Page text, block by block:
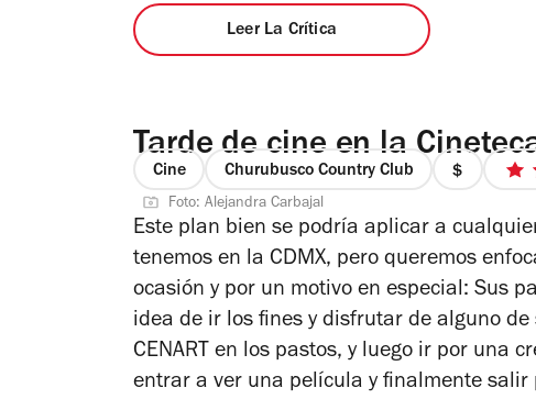
Leer La Crítica
Tarde de cine en la
Cine Churubusco Country Club
precio
de
4
Foto: Alejandra Carbajal
Este plan bien se podría aplicar a
tenemos en la CDMX, pero queremos
ocasión y por un motivo en especial: Sus
idea de ir los fines y disfrutar de alguno
CENART en los pastos, y luego ir por una
entrar a ver una película y finalmente